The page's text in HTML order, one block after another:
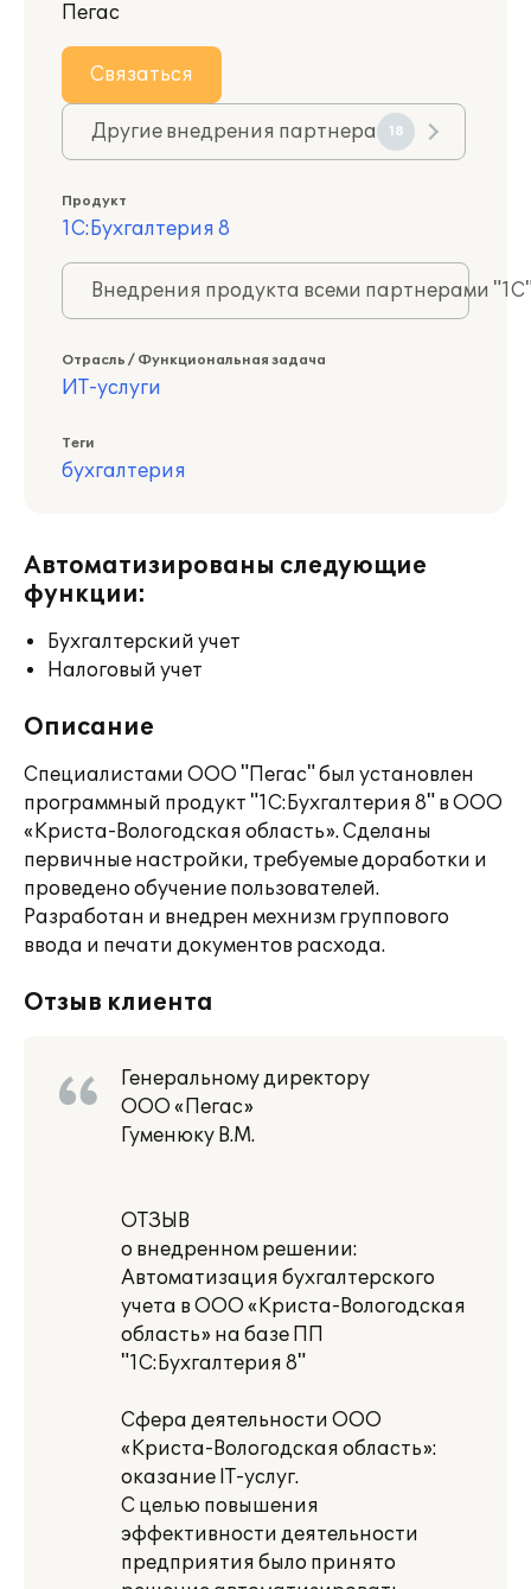
Пегас
Связаться
Другие внедрения партнера 18
Продукт
1С:Бухгалтерия 8
Внедрения продукта всеми партнерами
Отрасль / Функциональная задача
ИТ-услуги
Теги
бухгалтерия
Автоматизированы следующие
функции:
Бухгалтерский учет
Налоговый учет
Описание
Специалистами ООО "Пегас" был установлен
программный продукт "1С:Бухгалтерия 8" в ООО
«Криста-Вологодская область». Сделаны
первичные настройки, требуемые доработки и
проведено обучение пользователей.
Разработан и внедрен мехнизм группового
ввода и печати документов расхода.
Отзыв клиента
Генеральному директору
ООО «Пегас»
Гуменюку В.М.
ОТЗЫВ
о внедренном решении:
Автоматизация бухгалтерского
учета в ООО «Криста-Вологодская
область» на базе ПП
"1С:Бухгалтерия 8"
Сфера деятельности ООО
«Криста-Вологодская область»:
оказание IT-услуг.
С целью повышения
эффективности деятельности
предприятия было принято